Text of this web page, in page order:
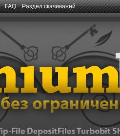
FAQ Раздел скачиваний